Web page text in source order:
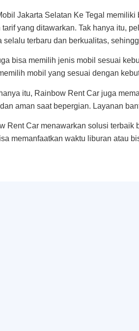
Jakarta Selatan Ke Tegal
tarif yang ditawarkan. Tak hanya itu,
selalu terbaru dan berkualitas,
bisa memilih jenis mobil sesuai
mobil yang sesuai dengan
itu, Rainbow Rent Car juga
aman saat bepergian. Layanan
Rent Car menawarkan solusi
memanfaatkan waktu liburan atau